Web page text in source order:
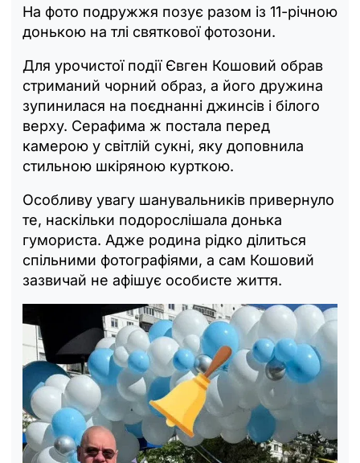
На фото подружжя позує разом із 11-річною
донькою на тлі святкової фотозони.
Для урочистої події Євген Кошовий обрав
стриманий чорний образ, а його дружина
зупинилася на поєднанні джинсів і білого
верху. Серафима ж постала перед
камерою у світлій сукні, яку доповнила
стильною шкіряною курткою.
Особливу увагу шанувальників привернуло
те, наскільки подорослішала донька
гумориста. Адже родина рідко ділиться
спільними фотографіями, а сам Кошовий
зазвичай не афішує особисте життя.